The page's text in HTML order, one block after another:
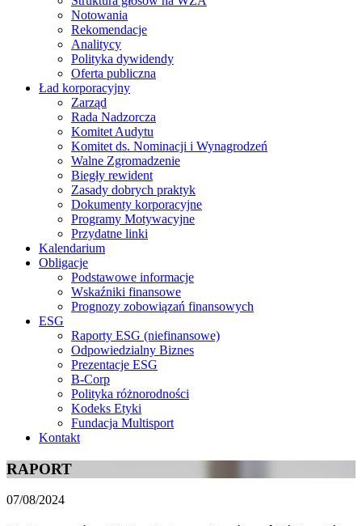
Notowania
Rekomendacje
Analitycy
Polityka dywidendy
Oferta publiczna
Ład korporacyjny
Zarząd
Rada Nadzorcza
Komitet Audytu
Komitet ds. Nominacji i Wynagrodzeń
Walne Zgromadzenie
Biegły rewident
Zasady dobrych praktyk
Dokumenty korporacyjne
Programy Motywacyjne
Przydatne linki
Kalendarium
Obligacje
Podstawowe informacje
Wskaźniki finansowe
Prognozy zobowiązań finansowych
ESG
Raporty ESG (niefinansowe)
Odpowiedzialny Biznes
Prezentacje ESG
B-Corp
Polityka różnorodności
Kodeks Etyki
Fundacja Multisport
Kontakt
RAPORT
07/08/2024